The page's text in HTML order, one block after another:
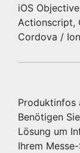
iOS
Actionscript,
Cordova /
Produktinfos
Benötigen
Lösung um
Ihrem